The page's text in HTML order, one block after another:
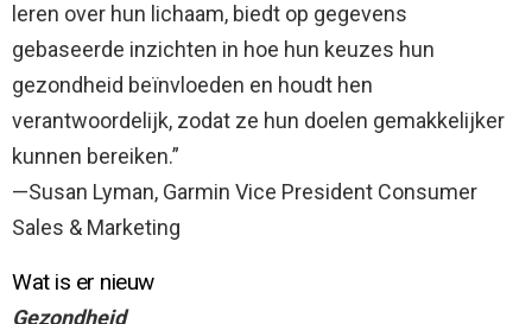
leren over hun lichaam, biedt op gegevens
gebaseerde inzichten in hoe hun keuzes hun
gezondheid beïnvloeden en houdt hen
verantwoordelijk, zodat ze hun doelen gemakkelijker
kunnen bereiken.”
—Susan Lyman, Garmin Vice President Consumer
Sales & Marketing
Wat is er nieuw
Gezondheid